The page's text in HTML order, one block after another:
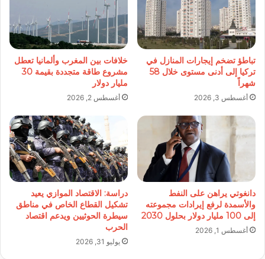
تباطؤ تضخم إيجارات المنازل في
تركيا إلى أدنى مستوى خلال 58
شهراً
أغسطس 3, 2026
خلافات بين المغرب وألمانيا تعطل
مشروع طاقة متجددة بقيمة 30
مليار دولار
أغسطس 2, 2026
دانغوتي يراهن على النفط
والأسمدة لرفع إيرادات مجموعته
إلى 100 مليار دولار بحلول 2030
أغسطس 1, 2026
دراسة: الاقتصاد الموازي يعيد
تشكيل القطاع الخاص في مناطق
سيطرة الحوثيين ويدعم اقتصاد
الحرب
يوليو 31, 2026